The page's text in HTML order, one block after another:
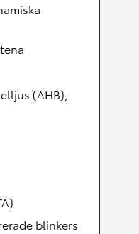
(AHB),
blinkers